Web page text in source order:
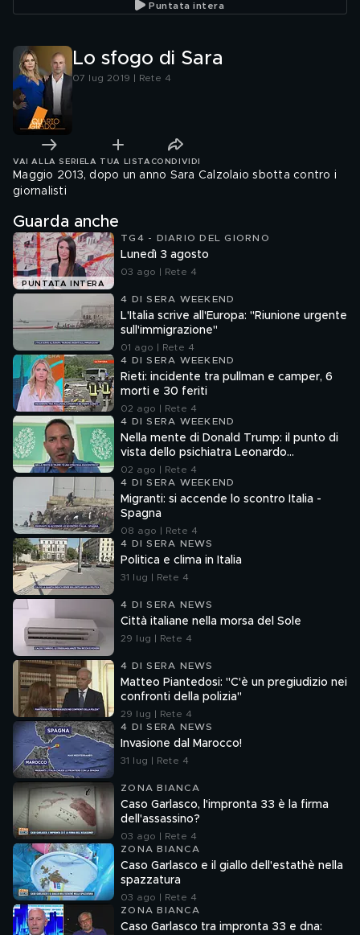
Puntata intera
Lo sfogo di Sara
07 lug 2019 | Rete 4
VAI ALLA SERIE LA TUA LISTA CONDIVIDI
Maggio 2013, dopo un anno Sara Calzolaio sbotta contro i
giornalisti
Guarda anche
PUNTATA INTERA
TG4 - DIARIO DEL GIORNO
Lunedì 3 agosto
03 ago | Rete 4
4 DI SERA WEEKEND
L'Italia scrive all'Europa: "Riunione urgente
sull'immigrazione"
01 ago | Rete 4
4 DI SERA WEEKEND
Rieti: incidente tra pullman e camper, 6
morti e 30 feriti
02 ago | Rete 4
4 DI SERA WEEKEND
Nella mente di Donald Trump: il punto di
vista dello psichiatra Leonardo
Mendolicchio
02 ago | Rete 4
4 DI SERA WEEKEND
Migranti: si accende lo scontro Italia -
Spagna
08 ago | Rete 4
4 DI SERA NEWS
Politica e clima in Italia
31 lug | Rete 4
4 DI SERA NEWS
Città italiane nella morsa del Sole
29 lug | Rete 4
4 DI SERA NEWS
Matteo Piantedosi: "C'è un pregiudizio nei
confronti della polizia"
29 lug | Rete 4
4 DI SERA NEWS
Invasione dal Marocco!
31 lug | Rete 4
ZONA BIANCA
Caso Garlasco, l'impronta 33 è la firma
dell'assassino?
03 ago | Rete 4
ZONA BIANCA
Caso Garlasco e il giallo dell'estathè nella
spazzatura
03 ago | Rete 4
ZONA BIANCA
Caso Garlasco tra impronta 33 e dna: